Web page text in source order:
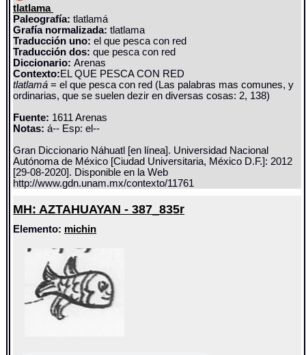
tlatlama
Paleografía: tlatlamá
Grafía normalizada: tlatlama
Traducción uno: el que pesca con red
Traducción dos: que pesca con red
Diccionario:Arenas
Contexto:EL QUE PESCA CON RED
tlatlamá= el que pesca con red (Las palabras mas comunes, y
ordinarias, que se suelen dezir en diversas cosas: 2, 138)
Fuente: 1611 Arenas
Notas: á-- Esp: el--
Gran Diccionario Náhuatl [en línea]. Universidad Nacional
Autónoma de México [Ciudad Universitaria, México D.F.]: 2012
[29-08-2020]. Disponible en la Web
http://www.gdn.unam.mx/contexto/11761
MH: AZTAHUAYAN - 387_835r
Elemento: michin